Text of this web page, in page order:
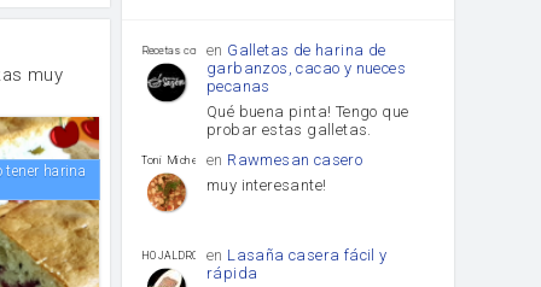
muy
Recetas con sazon
en Galletas de harina de
garbanzos, cacao y nueces
pecanas
Qué buena pinta! Tengo que
probar estas galletas.
Toni Michel Caubet
en Rawmesan casero
muy interesante!
HOJALDROSA TV
en Lasaña casera fácil y
rápida